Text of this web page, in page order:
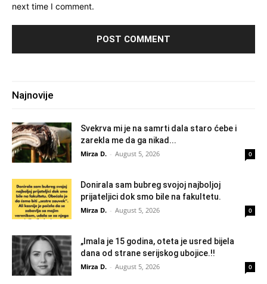
next time I comment.
Najnovije
Svekrva mi je na samrti dala staro ćebe i
zarekla me da ga nikad...
Mirza D. - August 5, 2026 0
Donirala sam bubreg svojoj najboljoj
prijateljici dok smo bile na fakultetu.
Mirza D. - August 5, 2026 0
„Imala je 15 godina, oteta je usred bijela
dana od strane serijskog ubojice.!!
Mirza D. - August 5, 2026 0